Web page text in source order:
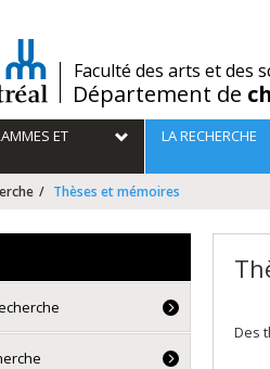
/Faculté des arts et des
Département de
ET LA RECHERCHE
Thèses et mémoires
Des